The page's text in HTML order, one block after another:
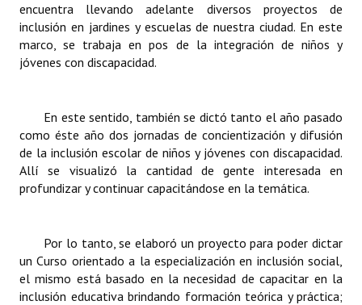
Resoluciones de Presidencia
INSTITUCIONAL
Noticias Destacadas
Registros y Distinciones
Datos Históricos
Audiencias Públicas - Registro
Mujeres que Dejaron Huellas - Registro
encuentra llevando adelante diversos proyectos de
inclusión en jardines y escuelas de nuestra ciudad. En este
marco, se trabaja en pos de la integración de niños y
jóvenes con discapacidad.
En este sentido, también se dictó tanto el año pasado
como éste año dos jornadas de concientización y difusión
de la inclusión escolar de niños y jóvenes con discapacidad.
Allí se visualizó la cantidad de gente interesada en
profundizar y continuar capacitándose en la temática.
Por lo tanto, se elaboró un proyecto para poder dictar
un Curso orientado a la especialización en inclusión social,
el mismo está basado en la necesidad de capacitar en la
inclusión educativa brindando formación teórica y práctica;